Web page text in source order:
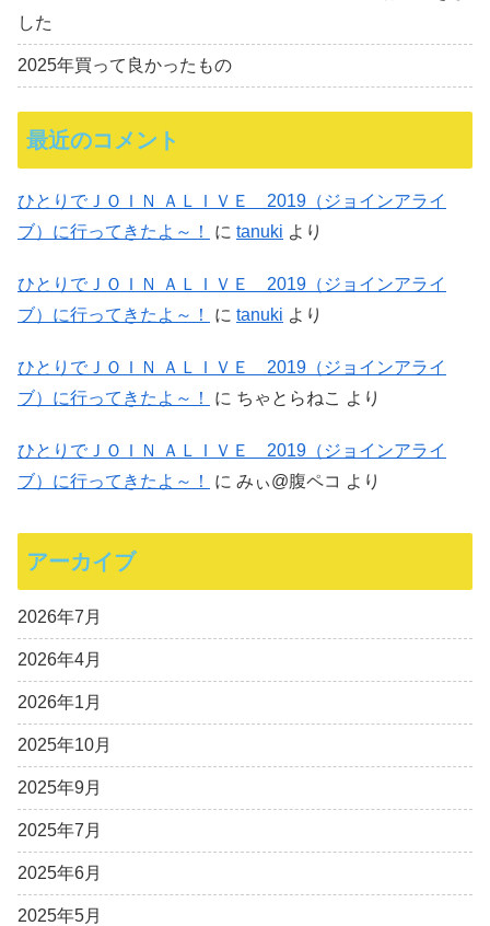
した
2025年買って良かったもの
最近のコメント
ひとりでＪＯＩＮ ＡＬＩＶＥ 2019（ジョインアライ
ブ）に行ってきたよ～！
に tanuki より
ひとりでＪＯＩＮ ＡＬＩＶＥ 2019（ジョインアライ
ブ）に行ってきたよ～！
に tanuki より
ひとりでＪＯＩＮ ＡＬＩＶＥ 2019（ジョインアライ
ブ）に行ってきたよ～！
に ちゃとらねこ より
ひとりでＪＯＩＮ ＡＬＩＶＥ 2019（ジョインアライ
ブ）に行ってきたよ～！
に みぃ@腹ペコ より
アーカイブ
2026年7月
2026年4月
2026年1月
2025年10月
2025年9月
2025年7月
2025年6月
2025年5月